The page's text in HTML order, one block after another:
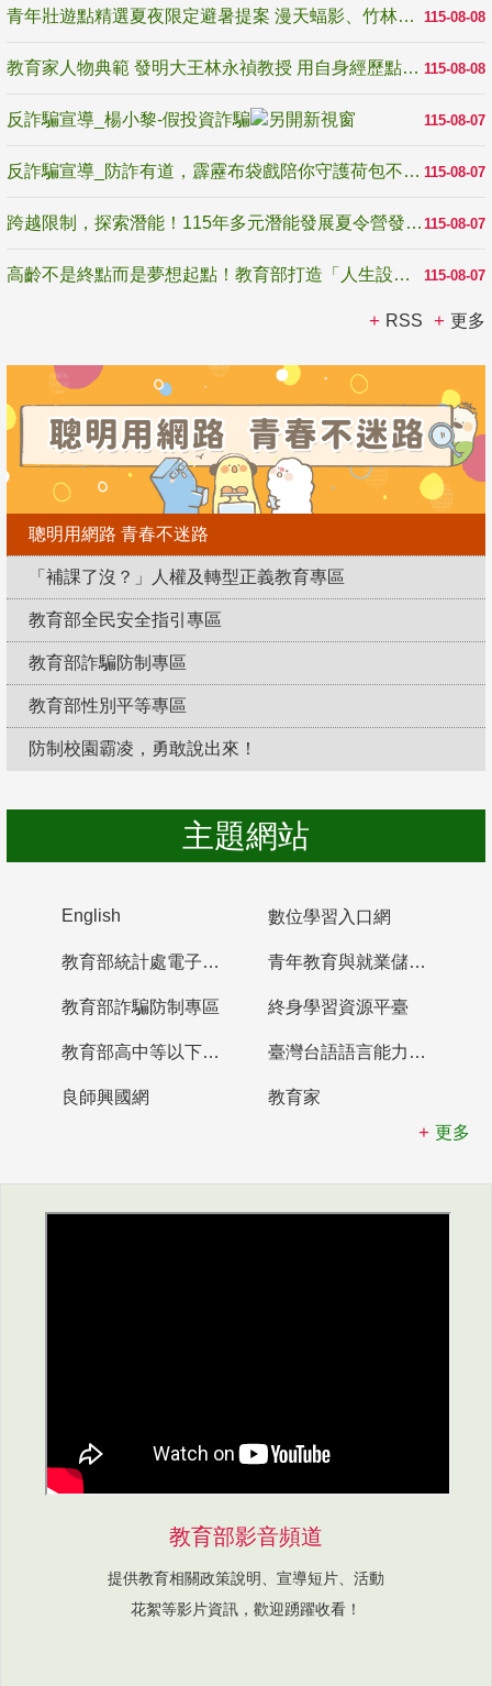
115-08-08
青年壯遊點精選夏夜限定避暑提案 漫天蝠影、竹林尋蛙、茶香夜觀 邀青年暮色出發
115-08-08
教育家人物典範 發明大王林永禎教授 用自身經歷點亮學生的路
115-08-07
反詐騙宣導_楊小黎-假投資詐騙
115-08-07
反詐騙宣導_防詐有道，霹靂布袋戲陪你守護荷包不受騙
115-08-07
跨越限制，探索潛能！115年多元潛能發展夏令營發掘生命無限可能
115-08-07
高齡不是終點而是夢想起點！教育部打造「人生設計夢工場」 參展第3屆高齡健康產業博覽會
RSS 更多
聰明用網路 青春不迷路
「補課了沒？」人權及轉型正義教育專區
教育部全民安全指引專區
教育部詐騙防制專區
教育部性別平等專區
防制校園霸凌，勇敢說出來！
主題網站
English 數位學習入口網
教育部統計處電子書櫃 青年教育與就業儲蓄帳戶
教育部詐騙防制專區 終身學習資源平臺
教育部高中等以下學校及幼兒園教師資格檢定考試 臺灣台語語言能力認證網站
良師興國網
教育家
更多
教育部影音頻道
提供教育相關政策說明、宣導短片、活動
花絮等影片資訊，歡迎踴躍收看！